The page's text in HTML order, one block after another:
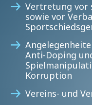
Vertretung vor
sowie vor
Anti-Doping
Korruption
Vereins- und